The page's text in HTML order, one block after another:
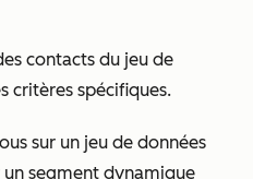
contacts du jeu de
critères spécifiques.
sur un jeu de données
segment dynamique